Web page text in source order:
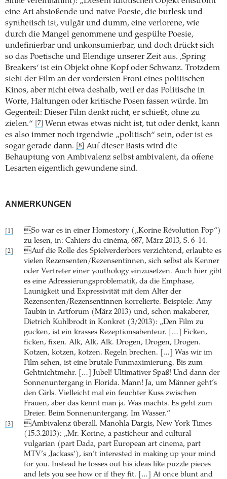
eine Art abstoßende und naive Poesie, die burlesk und
synthetisch ist, vulgär und dumm, eine verlorene, wie
durch die Mangel genommene und gespülte Poesie,
undefinierbar und unkonsumierbar, und doch drückt sich
so das Poetische und Elendige unserer Zeit aus. ‚Spring
Breakers‘ ist ein Objekt ohne Kopf oder Schwanz. Trotzdem
steht der Film an der vordersten Front eines politischen
Kinos, aber nicht etwa deshalb, weil er das Politische in
Worte, Haltungen oder kritische Posen fassen würde. Im
Gegenteil: Dieser Film denkt nicht, er schießt, ohne zu
zielen.“
[7]
Wenn etwas etwas nicht ist, tut oder denkt, kann
es also immer noch irgendwie „politisch“ sein, oder ist es
sogar gerade dann.
[8]
Auf dieser Basis wird die
Behauptung von Ambivalenz selbst ambivalent, da offene
Lesarten eigentlich gewundene sind.
ANMERKUNGEN
[1]
So war es in einer Homestory („Korine Révolution Pop“)
zu lesen, in: Cahiers du cinéma, 687, März 2013, S. 6–14.
[2]
Auf die Rolle des Spielverderbers verzichtend, erlaubte es
vielen Rezensenten/Rezensentinnen, sich selbst als Kenner
oder Vertreter einer youthology einzusetzen. Auch hier gibt
es eine Adressierungsproblematik, da die Emphase,
Launigkeit und Expressivität mit dem Alter der
Rezensenten/Rezensentinnen korrelierte. Beispiele: Amy
Taubin in Artforum (März 2013) und, schon makaberer,
Dietrich Kuhlbrodt in Konkret (3/2013): „Den Film zu
gucken, ist ein krasses Rezeptionsabenteur. […] Ficken,
ficken, fixen. Alk, Alk, Alk. Drogen, Drogen, Drogen.
Kotzen, kotzen, kotzen. Regeln brechen. […] Was wir im
Film sehen, ist eine brutale Funmaximierung. Bis zum
Gehtnichtmehr. […] Jubel! Ultimativer Spaß! Und dann der
Sonnenuntergang in Florida. Mann! Ja, um Männer geht’s
den Girls. Vielleicht mal ein feuchter Kuss zwischen
Frauen, aber das kennt man ja. Was machts. Es geht zum
Dreier. Beim Sonnenuntergang. Im Wasser.“
[3]
Ambivalenz überall. Manohla Dargis, New York Times
(15.3.2013): „Mr. Korine, a pasticheur and cultural
vulgarian (part Dada, part European art cinema, part
MTV’s ,Jackass‘), isn’t interested in making up your mind
for you. Instead he tosses out his ideas like puzzle pieces
and lets you see how or if they fit. […] At once blunt and